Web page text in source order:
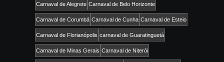
Carnaval de Alegrete Carnaval de Belo Horizonte
Carnaval de Corumbá Carnaval de Cunha Carnaval de Esteio
Carnaval de Florianópolis carnaval de Guaratinguetá
Carnaval de Minas Gerais Carnaval de Niterói